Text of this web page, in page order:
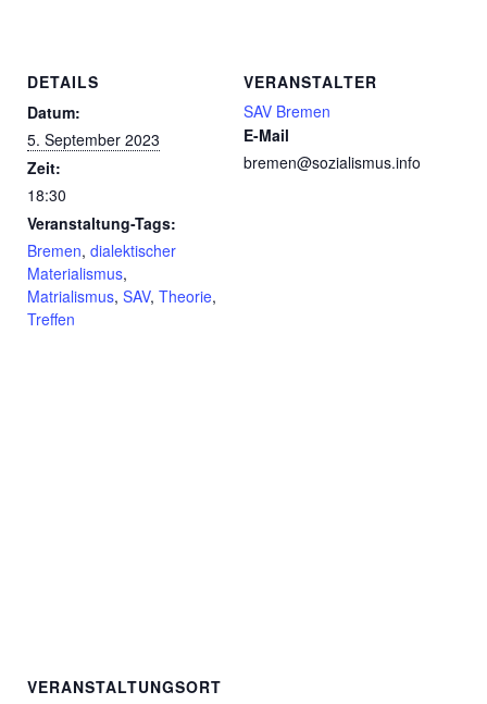
DETAILS
Datum:
5. September 2023
Zeit:
18:30
Veranstaltung-Tags:
Bremen, dialektischer
Materialismus,
Matrialismus, SAV, Theorie,
Treffen
VERANSTALTER
SAV Bremen
E-Mail
bremen@sozialismus.info
VERANSTALTUNGSORT